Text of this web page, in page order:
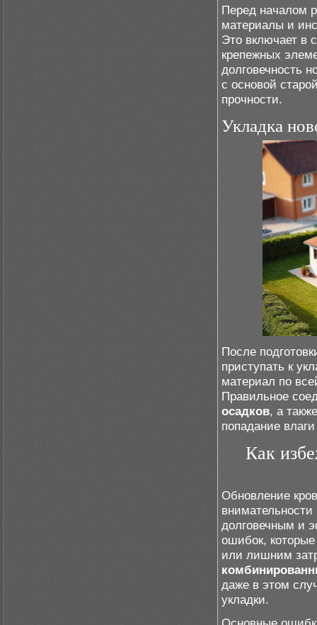
Перед началом
материалы и
Это включает в
крепежных
долговечность
с основой
прочности.
Укладка
После
приступать к
материал по
Правильное
осадков, а
попадание
Как
Обновление
долговечным и
ошибок,
или лишним
даже в этом
укладки.